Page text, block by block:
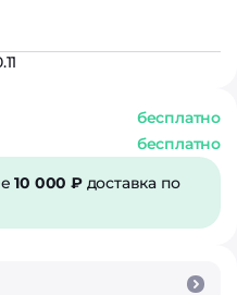
бесплатно
бесплатно
10 000 ₽доставка по